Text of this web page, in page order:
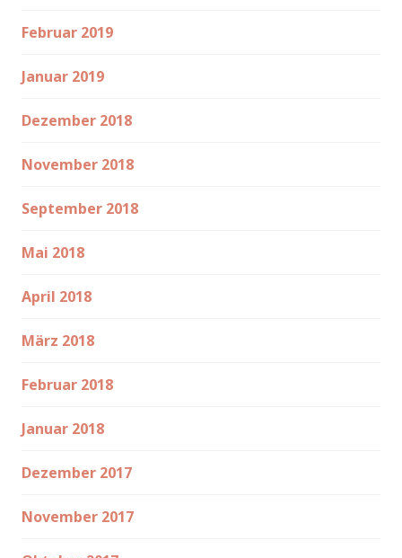
Februar 2019
Januar 2019
Dezember 2018
November 2018
September 2018
Mai 2018
April 2018
März 2018
Februar 2018
Januar 2018
Dezember 2017
November 2017